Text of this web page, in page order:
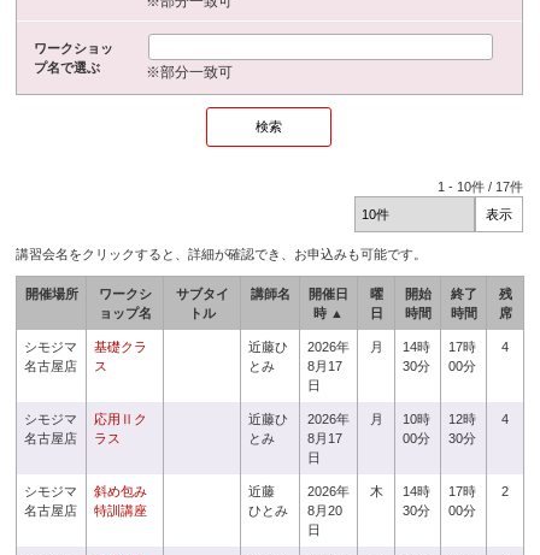
ワークショッ
プ名で選ぶ
※部分一致可
1 - 10件 / 17件
講習会名をクリックすると、詳細が確認でき、お申込みも可能です。
開催場所
ワークシ
ョップ名
サブタイ
トル
講師名
開催日
時 ▲
曜
日
開始
時間
終了
時間
残
席
シモジマ
名古屋店
基礎クラ
ス
近藤ひ
とみ
2026年
8月17
日
月
14時
30分
17時
00分
4
シモジマ
名古屋店
応用Ⅱク
ラス
近藤ひ
とみ
2026年
8月17
日
月
10時
00分
12時
30分
4
シモジマ
名古屋店
斜め包み
特訓講座
近藤
ひとみ
2026年
8月20
日
木
14時
30分
17時
00分
2